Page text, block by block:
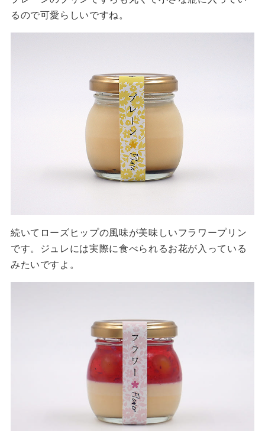
るので可愛らしいですね。
続いてローズヒップの風味が美味しいフラワープリン
です。ジュレには実際に食べられるお花が入っている
みたいですよ。